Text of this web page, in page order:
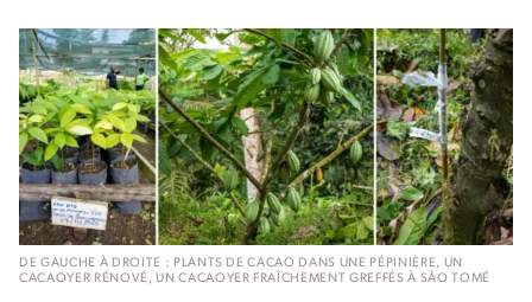
DE GAUCHE À DROITE : PLANTS DE CACAO DANS UNE PÉPINIÈRE, UN
CACAOYER RÉNOVÉ, UN CACAOYER FRAÎCHEMENT GREFFÉS À SÃO TOMÉ